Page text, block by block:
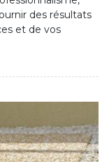
des résultats
et de vos